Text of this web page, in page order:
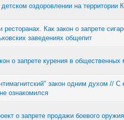
детском оздоровлении на территории
Как закон о запрете
заведениях общепит
о запрете курения в общественных
закон одним духом // С
ознакомился
о запрете продажи боевого оружия